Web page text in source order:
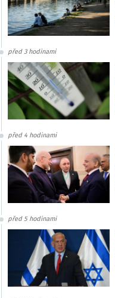
před 3 hodinami
před 4 hodinami
před 5 hodinami